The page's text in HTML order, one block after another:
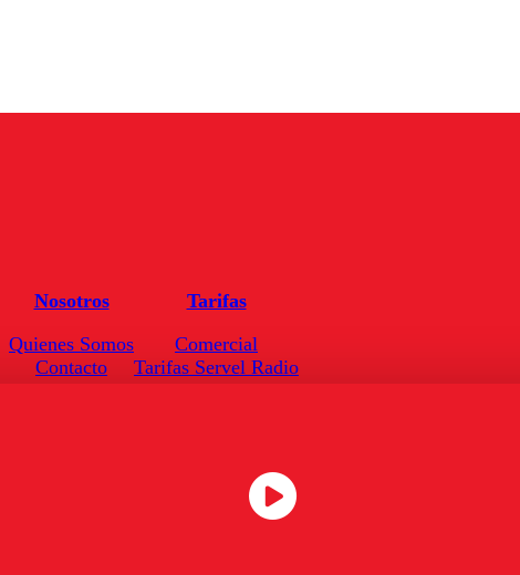
Nosotros
Quienes Somos
Contacto
Tarifas
Comercial
Tarifas Servel Radio